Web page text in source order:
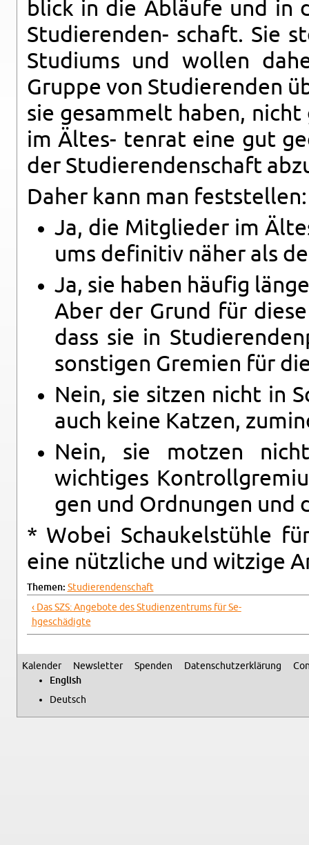
blick in die Abläufe und in
Studieren­den- schaft. Sie
Studi­ums und wollen
Gruppe von Studieren­den
sie gesam­melt haben,
im Ältes- ten­rat eine gut
der Studieren­den­schaft
Daher kann man fest­stellen:
Ja, die Mit­glieder im
ums de­fin­i­tiv näher als
Ja, sie haben häufig
Aber der Grund für
dass sie in
son­sti­gen Gremien für
Nein, sie sitzen nicht in
auch keine Katzen,
Nein, sie motzen
wichtiges
gen und Ord­nun­gen und
* Wobei Schaukelstühle
eine nützliche und witzige
The­men: Studieren­den­schaft
‹ Das SZS: Ange­bote des Stu­dien­zen­trums für Se­
hgeschädigte
Sec­ondary menu
Kalen­der Newslet­ter Spenden Daten­schutzerklärung
Eng­lish
Deutsch